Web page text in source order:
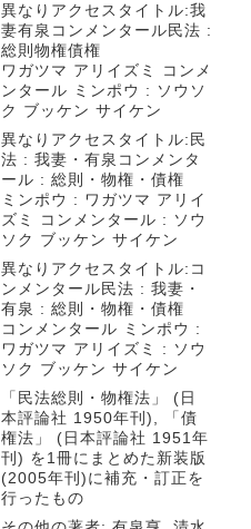
異なりアクセスタイトル:我
妻有泉コンメンタール民法 :
総則物権債権
ワガツマ アリイズミ コンメ
ンタール ミンポウ : ソウソ
ク ブッケン サイケン
異なりアクセスタイトル:民
法 : 我妻・有泉コンメンタ
ール : 総則・物権・債権
ミンポウ : ワガツマ アリイ
ズミ コンメンタール : ソウ
ソク ブッケン サイケン
異なりアクセスタイトル:コ
ンメンタール民法 : 我妻・
有泉 : 総則・物権・債権
コンメンタール ミンポウ :
ワガツマ アリイズミ : ソウ
ソク ブッケン サイケン
「民法総則・物権法」 (日
本評論社 1950年刊), 「債
権法」 (日本評論社 1951年
刊) を1冊にまとめた新装版
(2005年刊)に補充・訂正を
行ったもの